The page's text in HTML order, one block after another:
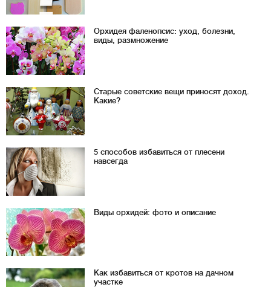
Орхидея фаленопсис: уход, болезни,
виды, размножение
Старые советские вещи приносят доход.
Какие?
5 способов избавиться от плесени
навсегда
Виды орхидей: фото и описание
Как избавиться от кротов на дачном
участке